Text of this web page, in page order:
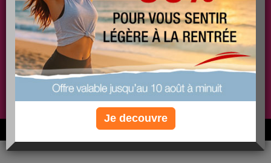
PLUS
EFFICACE
PLUS
SANTÉ
PLUS
COACHING
Non, je préfère le régime gratuit
6M de personnes ont maigri et réappris à manger avec nous
Je decouvre